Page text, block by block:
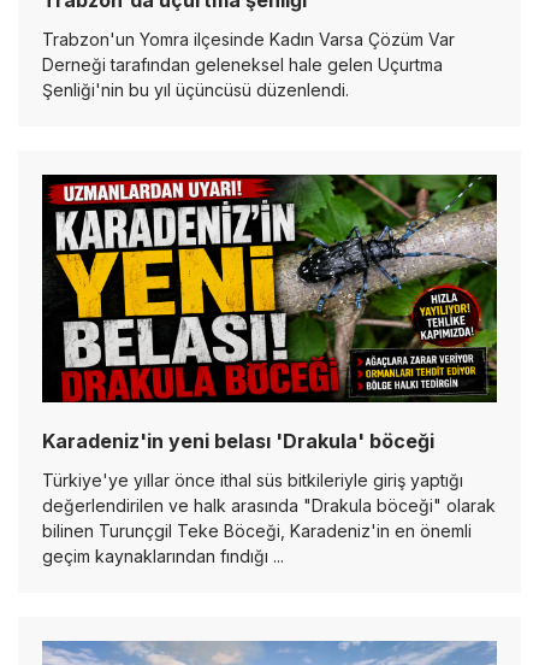
Trabzon'un Yomra ilçesinde Kadın Varsa Çözüm Var
Derneği tarafından geleneksel hale gelen Uçurtma
Şenliği'nin bu yıl üçüncüsü düzenlendi.
Karadeniz'in yeni belası 'Drakula' böceği
Türkiye'ye yıllar önce ithal süs bitkileriyle giriş yaptığı
değerlendirilen ve halk arasında "Drakula böceği" olarak
bilinen Turunçgil Teke Böceği, Karadeniz'in en önemli
geçim kaynaklarından fındığı ...